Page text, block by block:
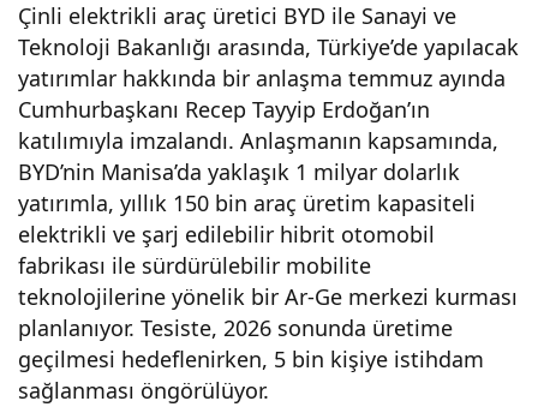
Çinli elektrikli araç üretici BYD ile Sanayi ve
Teknoloji Bakanlığı arasında, Türkiye’de yapılacak
yatırımlar hakkında bir anlaşma temmuz ayında
Cumhurbaşkanı Recep Tayyip Erdoğan’ın
katılımıyla imzalandı. Anlaşmanın kapsamında,
BYD’nin Manisa’da yaklaşık 1 milyar dolarlık
yatırımla, yıllık 150 bin araç üretim kapasiteli
elektrikli ve şarj edilebilir hibrit otomobil
fabrikası ile sürdürülebilir mobilite
teknolojilerine yönelik bir Ar-Ge merkezi kurması
planlanıyor. Tesiste, 2026 sonunda üretime
geçilmesi hedeflenirken, 5 bin kişiye istihdam
sağlanması öngörülüyor.